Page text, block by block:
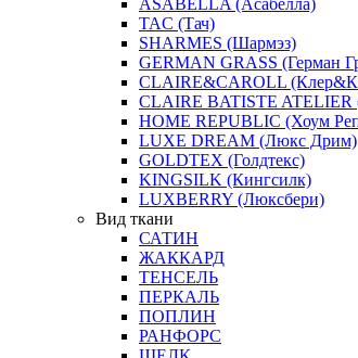
ASABELLA (Асабелла)
TAC (Тач)
SHARMES (Шармэз)
GERMAN GRASS (Герман
CLAIRE&CAROLL
CLAIRE BATISTE ATELIER
HOME REPUBLIC (Хоум
LUXE DREAM (Люкс Дрим)
GOLDTEX (Голдтекс)
KINGSILK (Кингсилк)
LUXBERRY (Люксбери)
Вид ткани
САТИН
ЖАККАРД
ТЕНСЕЛЬ
ПЕРКАЛЬ
ПОПЛИН
РАНФОРС